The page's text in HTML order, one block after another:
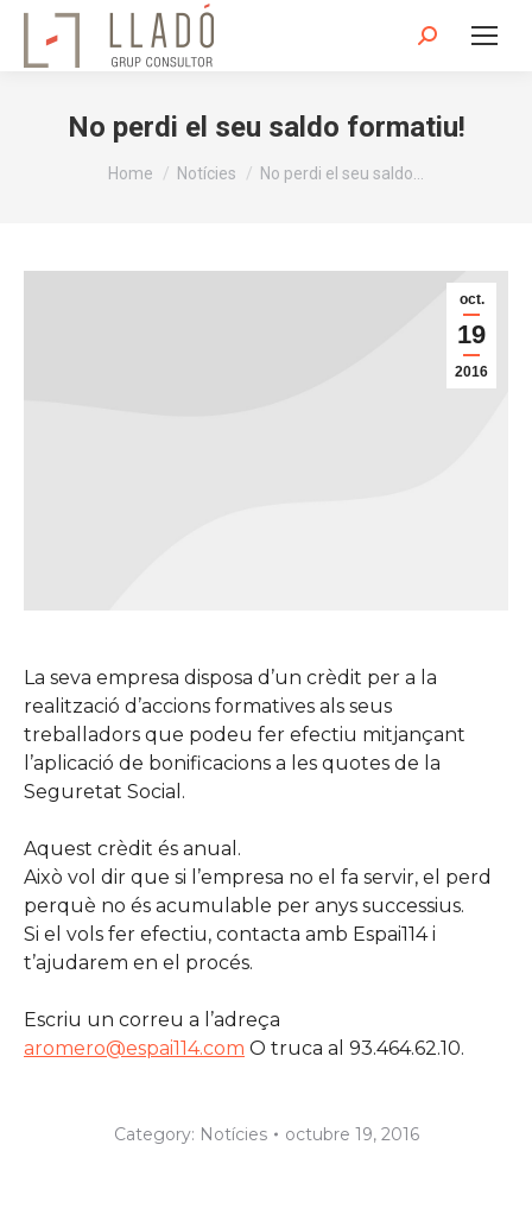
Search:
No perdi el seu saldo formatiu!
You are here:
Home Notícies No perdi el seu saldo…
oct.
19
2016
La seva empresa disposa d’un crèdit per a la
realització d’accions formatives als seus
treballadors que podeu fer efectiu mitjançant
l’aplicació de bonificacions a les quotes de la
Seguretat Social.
Aquest crèdit és anual.
Això vol dir que si l’empresa no el fa servir, el perd
perquè no és acumulable per anys successius.
Si el vols fer efectiu, contacta amb Espai114 i
t’ajudarem en el procés.
Escriu un correu a l’adreça
aromero@espai114.com O truca al 93.464.62.10.
Category: Notícies octubre 19, 2016